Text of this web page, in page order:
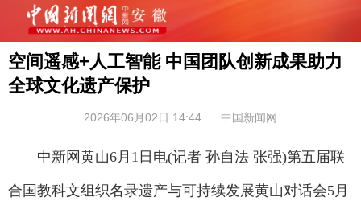
空间遥感+人工智能 中国团队创新成果助力
全球文化遗产保护
2026年06月02日 14:44 中国新闻网
中新网黄山6月1日电(记者 孙自法 张强)第五届联
合国教科文组织名录遗产与可持续发展黄山对话会5月